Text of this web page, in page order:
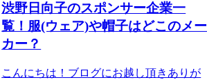
渋野日向子のスポンサー企業一
覧！服(ウェア)や帽子はどこのメー
カー？
こんにちは！ブログにお越し頂きありが